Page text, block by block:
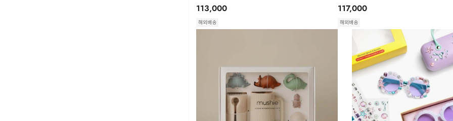
113,000
해외배송
117,000
해외배송